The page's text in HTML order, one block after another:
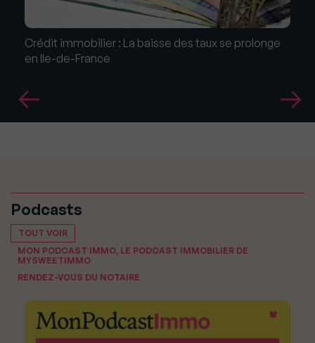
Crédit immobilier : La baisse des taux se prolonge
en Ile-de-France
Podcasts
TOUT VOIR
MON PODCAST IMMO, LE PODCAST IMMOBILIER DE
MYSWEETIMMO
RENDEZ-VOUS DU NOTAIRE